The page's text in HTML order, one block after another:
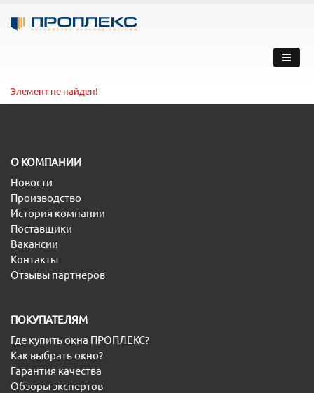
Элемент не найден!
O КОМПАНИИ
Новости
Производство
История компании
Поставщики
Вакансии
Контакты
Отзывы партнеров
ПОКУПАТЕЛЯМ
Где купить окна ПРОПЛЕКС?
Как выбрать окно?
Гарантия качества
Обзоры экспертов